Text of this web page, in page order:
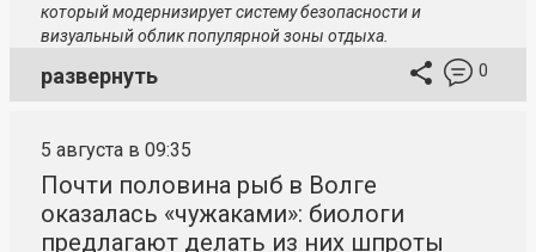
который модернизирует систему безопасности и
визуальный облик популярной зоны отдыха.
развернуть 0
5 августа в 09:35
Почти половина рыб в Волге
оказалась «чужаками»: биологи
предлагают делать из них шпроты